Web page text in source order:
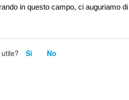
in questo campo, ci auguriamo
Sì No